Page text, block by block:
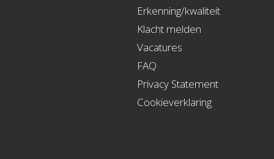
Erkenning/kwaliteit
Klacht melden
Vacatures
FAQ
Privacy Statement
Cookieverklaring